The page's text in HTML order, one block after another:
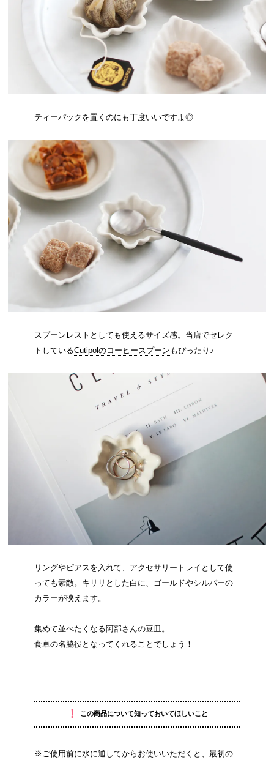
ティーパックを置くのにも丁度いいですよ◎
スプーンレストとしても使えるサイズ感。当店でセレク
トしているCutipolのコーヒースプーン もぴったり♪
リングやピアスを入れて、アクセサリートレイとして使
っても素敵。キリリとした白に、ゴールドやシルバーの
カラーが映えます。
集めて並べたくなる阿部さんの豆皿。
食卓の名脇役となってくれることでしょう！
！ この商品について知っておいてほしいこと
※ご使用前に水に通してからお使いいただくと、最初の